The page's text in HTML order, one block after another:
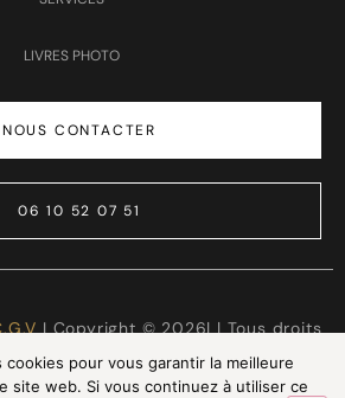
LIVRES PHOTO
NOUS CONTACTER
06 10 52 07 51
I Copyright © 2026| | Tous droits
| Made with ❤️LTG Services
cookies pour vous garantir la meilleure
site web. Si vous continuez à utiliser ce